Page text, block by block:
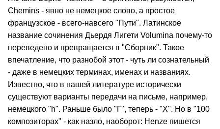
Chemins - явно не немецкое слово, а простое
французское - всего-навсего "Пути". Латинское
название сочинения Дьердя Лигети Volumina почему-то
переведено и превращается в "Сборник". Такое
впечатление, что разнобой этот - чуть ли сознательный
- даже в немецких терминах, именах и названиях.
Известно, что в нашей литературе исторически
существуют варианты передачи на письме, например,
немецкого "h". Раньше было "Г", теперь - "Х". Но в "100
композиторах" - как назло, наоборот: Henze пишется